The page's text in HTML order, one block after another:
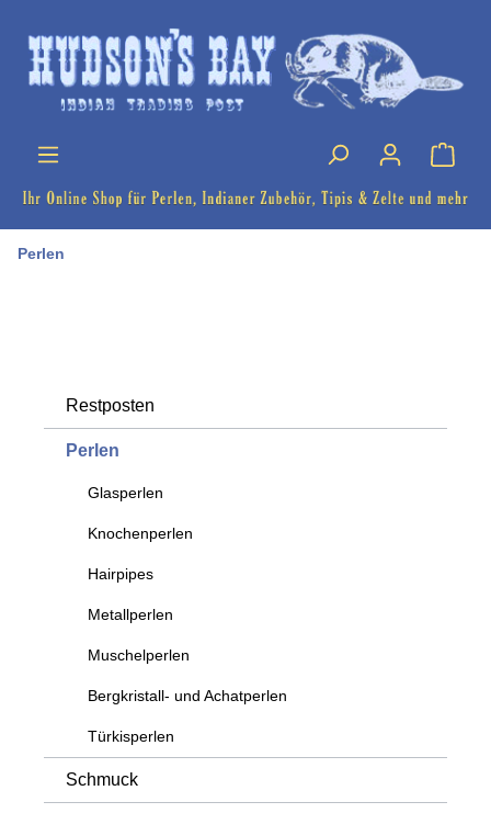
Perlen
Restposten
Perlen
Glasperlen
Knochenperlen
Hairpipes
Metallperlen
Muschelperlen
Bergkristall- und Achatperlen
Türkisperlen
Schmuck